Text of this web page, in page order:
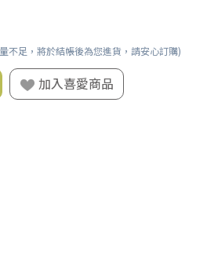
不足，將於結帳後為您進貨，請安心訂購)
加入喜愛商品